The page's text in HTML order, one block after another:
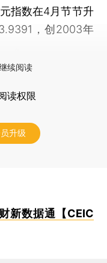
指数在4月节节升
，创2003年
续阅读
读权限
升级
财新数据通【CEIC